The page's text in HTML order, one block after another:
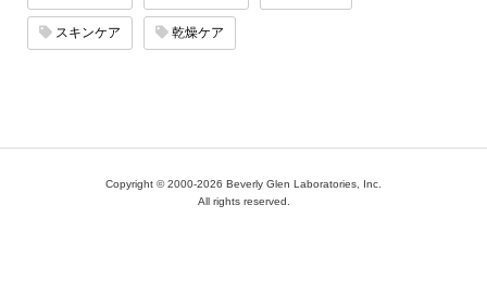
スキンケア 乾燥ケア
Copyright © 2000-2026 Beverly Glen Laboratories, Inc.
All rights reserved.